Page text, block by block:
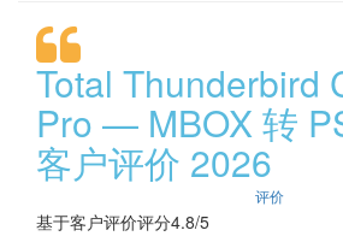
Total Thunderbird
Pro — MBOX 转
客户评价 2026
评价
基于客户评价评分4.8/5